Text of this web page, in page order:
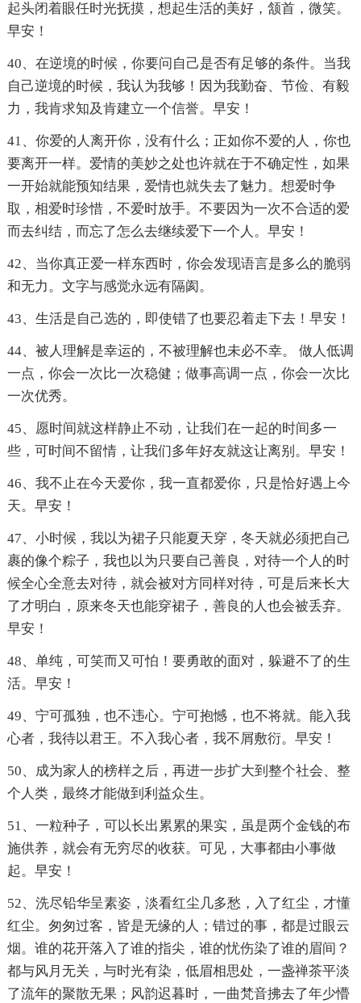
起头闭着眼任时光抚摸，想起生活的美好，颔首，微笑。
早安！
40、在逆境的时候，你要问自己是否有足够的条件。当我
自己逆境的时候，我认为我够！因为我勤奋、节俭、有毅
力，我肯求知及肯建立一个信誉。早安！
41、你爱的人离开你，没有什么；正如你不爱的人，你也
要离开一样。爱情的美妙之处也许就在于不确定性，如果
一开始就能预知结果，爱情也就失去了魅力。想爱时争
取，相爱时珍惜，不爱时放手。不要因为一次不合适的爱
而去纠结，而忘了怎么去继续爱下一个人。早安！
42、当你真正爱一样东西时，你会发现语言是多么的脆弱
和无力。文字与感觉永远有隔阂。
43、生活是自己选的，即使错了也要忍着走下去！早安！
44、被人理解是幸运的，不被理解也未必不幸。 做人低调
一点，你会一次比一次稳健；做事高调一点，你会一次比
一次优秀。
45、愿时间就这样静止不动，让我们在一起的时间多一
些，可时间不留情，让我们多年好友就这让离别。早安！
46、我不止在今天爱你，我一直都爱你，只是恰好遇上今
天。早安！
47、小时候，我以为裙子只能夏天穿，冬天就必须把自己
裹的像个粽子，我也以为只要自己善良，对待一个人的时
候全心全意去对待，就会被对方同样对待，可是后来长大
了才明白，原来冬天也能穿裙子，善良的人也会被丢弃。
早安！
48、单纯，可笑而又可怕！要勇敢的面对，躲避不了的生
活。早安！
49、宁可孤独，也不违心。宁可抱憾，也不将就。能入我
心者，我待以君王。不入我心者，我不屑敷衍。早安！
50、成为家人的榜样之后，再进一步扩大到整个社会、整
个人类，最终才能做到利益众生。
51、一粒种子，可以长出累累的果实，虽是两个金钱的布
施供养，就会有无穷尽的收获。可见，大事都由小事做
起。早安！
52、洗尽铅华呈素姿，淡看红尘几多愁，入了红尘，才懂
红尘。匆匆过客，皆是无缘的人；错过的事，都是过眼云
烟。谁的花开落入了谁的指尖，谁的忧伤染了谁的眉间？
都与风月无关，与时光有染，低眉相思处，一盏禅茶平淡
了流年的聚散无果；风韵迟暮时，一曲梵音拂去了年少懵